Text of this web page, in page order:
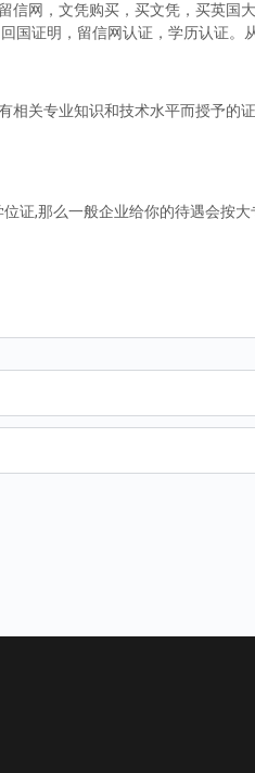
信网，文凭购买，买文凭，买英国
国证明，留信网认证，学历认证。
相关专业知识和技术水平而授予的
证,那么一般企业给你的待遇会按大